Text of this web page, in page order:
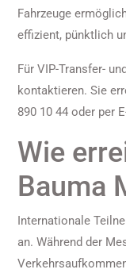
Fahrzeuge
effizient, pünktlich
Für VIP-Transfer-
kontaktieren. Sie
890 10 44 oder per
Wie
Bauma
Internationale
an. Während der